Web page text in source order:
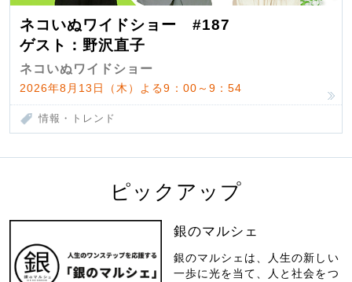
ネコいぬワイドショー #187
ゲスト：野沢直子
ネコいぬワイドショー
2026年8月13日（木）よる9：00～9：54
情報・トレンド
ピックアップ
銀のマルシェ
銀のマルシェは、人生の新しい
一歩に光を当て、人と社会をつ